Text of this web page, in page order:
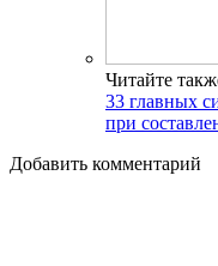
Читайте
33 главных
при
Добавить комментарий